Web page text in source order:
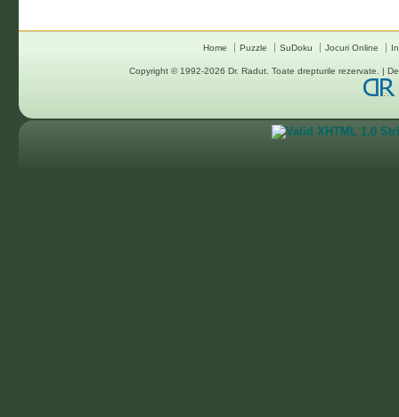
Home Puzzle SuDoku Jocuri Online
Copyright © 1992-2026 Dr. Radut . Toate drepturile rezervate. |